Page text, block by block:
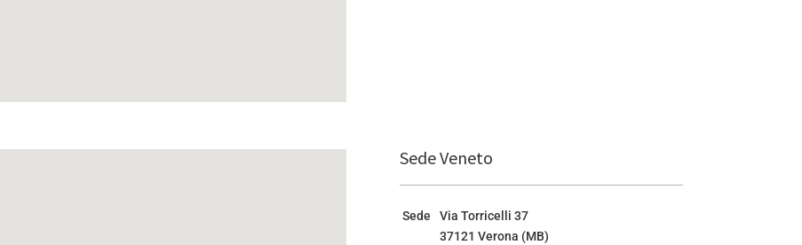
Sede Veneto
Sede
Via Torricelli 37
37121 Verona (MB)